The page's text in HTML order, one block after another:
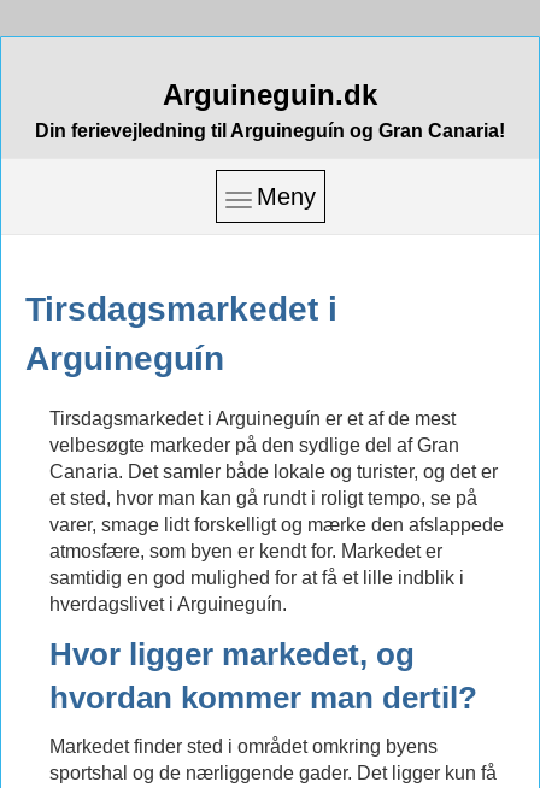
Arguineguin.dk
Din ferievejledning til Arguineguín og Gran Canaria!
Meny
Tirsdagsmarkedet i
Arguineguín
Tirsdagsmarkedet i Arguineguín er et af de mest
velbesøgte markeder på den sydlige del af Gran
Canaria. Det samler både lokale og turister, og det er
et sted, hvor man kan gå rundt i roligt tempo, se på
varer, smage lidt forskelligt og mærke den afslappede
atmosfære, som byen er kendt for. Markedet er
samtidig en god mulighed for at få et lille indblik i
hverdagslivet i Arguineguín.
Hvor ligger markedet, og
hvordan kommer man dertil?
Markedet finder sted i området omkring byens
sportshal og de nærliggende gader. Det ligger kun få